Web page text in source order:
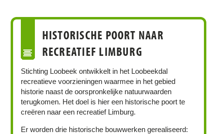
HISTORISCHE POORT NAAR
RECREATIEF LIMBURG
Stichting Loobeek ontwikkelt in het Loobeekdal
recreatieve voorzieningen waarmee in het gebied
historie naast de oorspronkelijke natuurwaarden
terugkomen. Het doel is hier een historische poort te
creëren naar een recreatief Limburg.
Er worden drie historische bouwwerken gerealiseerd: